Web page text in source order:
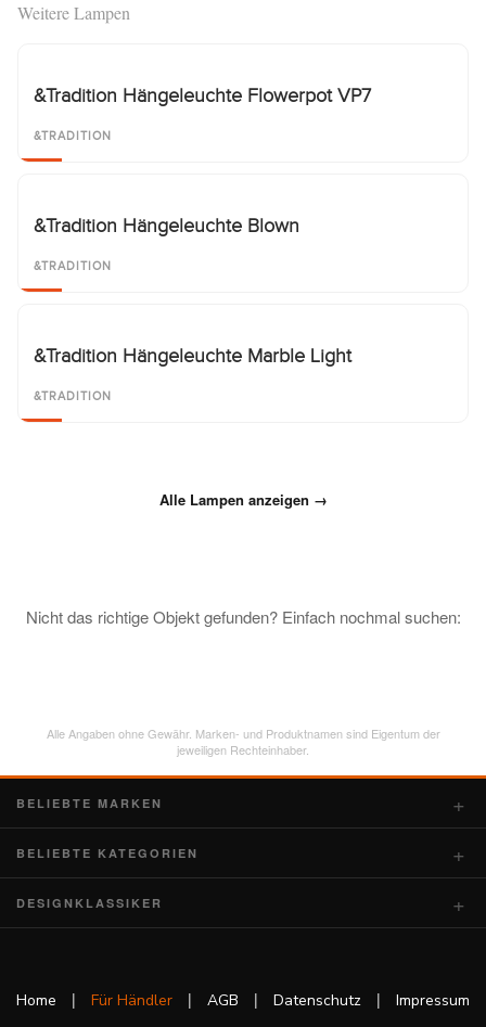
Weitere Lampen
&Tradition Hängeleuchte Flowerpot VP7
&TRADITION
&Tradition Hängeleuchte Blown
&TRADITION
&Tradition Hängeleuchte Marble Light
&TRADITION
Alle Lampen anzeigen →
Nicht das richtige Objekt gefunden? Einfach nochmal suchen:
Alle Angaben ohne Gewähr. Marken- und Produktnamen sind Eigentum der
jeweiligen Rechteinhaber.
BELIEBTE MARKEN
BELIEBTE KATEGORIEN
DESIGNKLASSIKER
Home | Für Händler | AGB | Datenschutz | Impressum